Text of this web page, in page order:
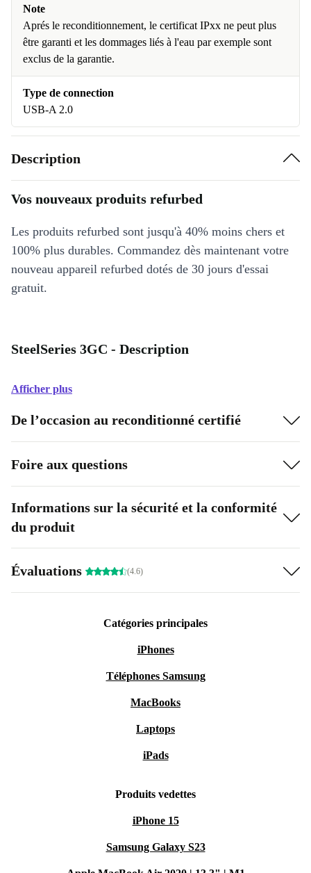
Note
Aprés le reconditionnement, le certificat IPxx ne peut plus
être garanti et les dommages liés à l'eau par exemple sont
exclus de la garantie.
Type de connection
USB-A 2.0
Description
Vos nouveaux produits refurbed
Les produits refurbed sont jusqu'à 40% moins chers et
100% plus durables. Commandez dès maintenant votre
nouveau appareil refurbed dotés de 30 jours d'essai
gratuit.
SteelSeries 3GC - Description
Afficher plus
De l’occasion au reconditionné certifié
Foire aux questions
Informations sur la sécurité et la conformité
du produit
Évaluations (4.6)
Catégories principales
iPhones
Téléphones Samsung
MacBooks
Laptops
iPads
Produits vedettes
iPhone 15
Samsung Galaxy S23